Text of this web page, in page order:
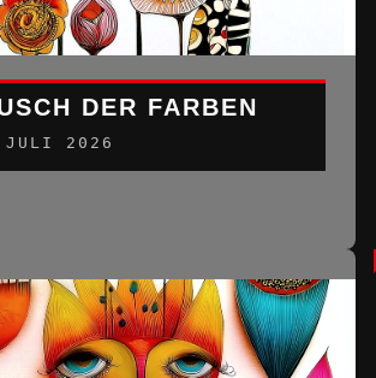
DER FARBEN
2026